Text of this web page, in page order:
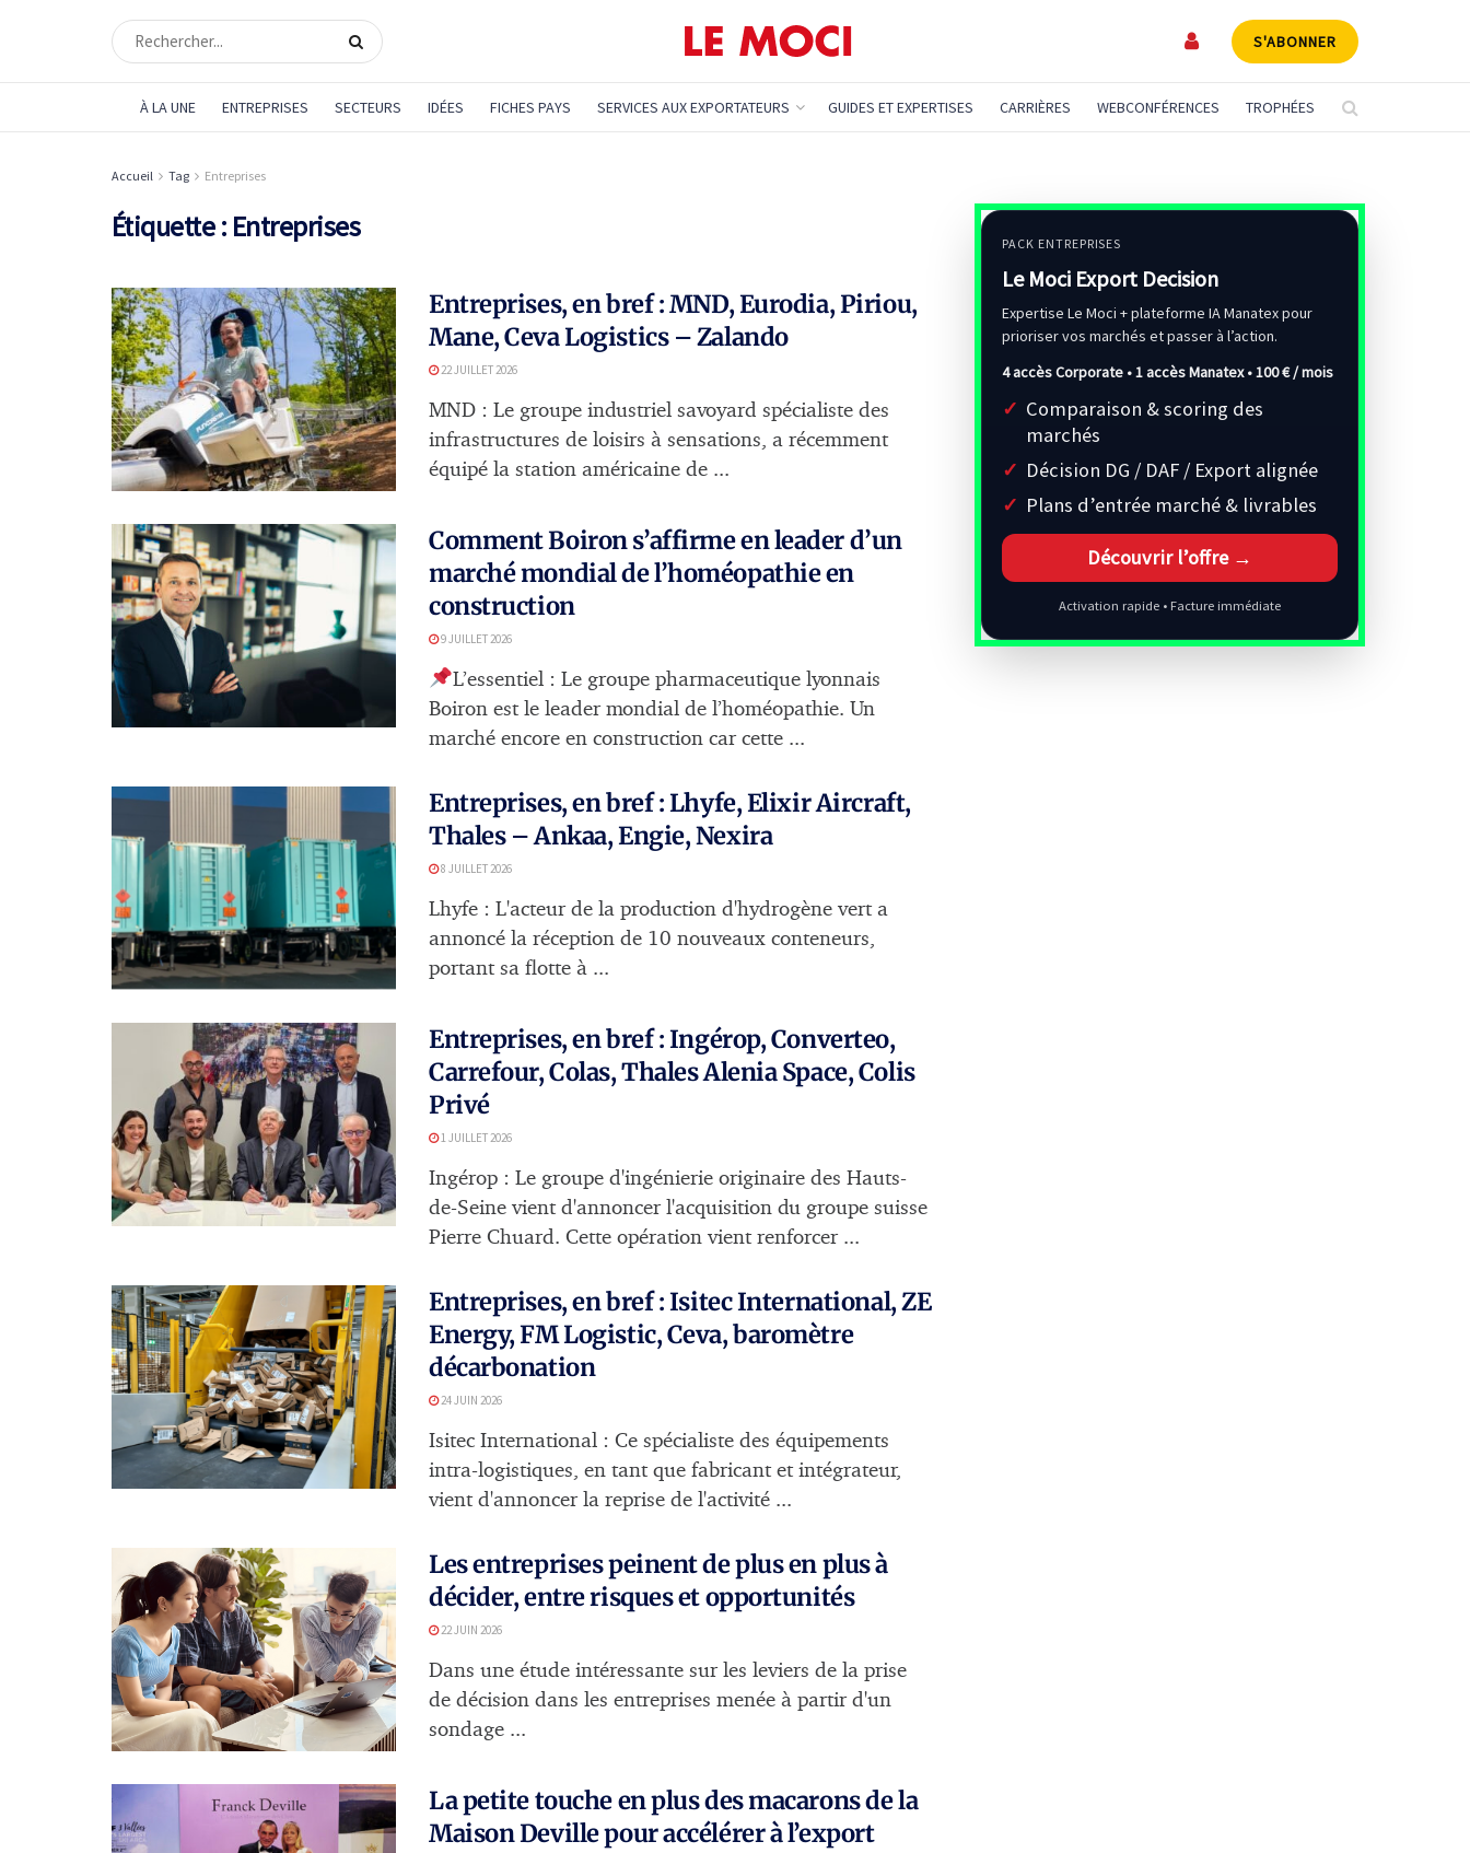
S'ABONNER
À LA UNE ENTREPRISES SECTEURS IDÉES FICHES PAYS SERVICES AUX EXPORTATEURS GUIDES ET EXPERTISES CARRIÈRES WEBCONFÉRENCES TROPHÉES
Accueil Tag Entreprises
Étiquette : Entreprises
Entreprises, en bref : MND, Eurodia, Piriou,
Mane, Ceva Logistics – Zalando
22 JUILLET 2026
MND : Le groupe industriel savoyard spécialiste des
infrastructures de loisirs à sensations, a récemment
équipé la station américaine de ...
Comment Boiron s’affirme en leader d’un
marché mondial de l’homéopathie en
construction
9 JUILLET 2026
L’essentiel : Le groupe pharmaceutique lyonnais
Boiron est le leader mondial de l’homéopathie. Un
marché encore en construction car cette ...
Entreprises, en bref : Lhyfe, Elixir Aircraft,
Thales – Ankaa, Engie, Nexira
8 JUILLET 2026
Lhyfe : L'acteur de la production d'hydrogène vert a
annoncé la réception de 10 nouveaux conteneurs,
portant sa flotte à ...
Entreprises, en bref : Ingérop, Converteo,
Carrefour, Colas, Thales Alenia Space, Colis
Privé
1 JUILLET 2026
Ingérop : Le groupe d'ingénierie originaire des Hauts-
de-Seine vient d'annoncer l'acquisition du groupe suisse
Pierre Chuard. Cette opération vient renforcer ...
Entreprises, en bref : Isitec International, ZE
Energy, FM Logistic, Ceva, baromètre
décarbonation
24 JUIN 2026
Isitec International : Ce spécialiste des équipements
intra-logistiques, en tant que fabricant et intégrateur,
vient d'annoncer la reprise de l'activité ...
Les entreprises peinent de plus en plus à
décider, entre risques et opportunités
22 JUIN 2026
Dans une étude intéressante sur les leviers de la prise
de décision dans les entreprises menée à partir d'un
sondage ...
La petite touche en plus des macarons de la
Maison Deville pour accélérer à l’export
PACK ENTREPRISES
Le Moci Export Decision
Expertise Le Moci + plateforme IA Manatex pour
prioriser vos marchés et passer à l’action.
4 accès Corporate • 1 accès Manatex •100 € / mois
Comparaison & scoring des
marchés
Décision DG / DAF / Export alignée
Plans d’entrée marché & livrables
Découvrir l’offre →
Activation rapide • Facture immédiate